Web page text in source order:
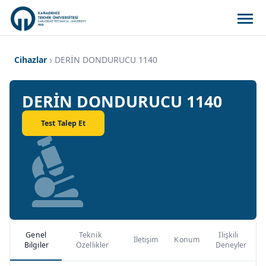
Cihazlar DERİN DONDURUCU 1140
DERİN DONDURUCU 1140
Test Talep Et
Genel
Bilgiler
Teknik
Özellikler
İletişim Konum
İlişkili
Deneyler